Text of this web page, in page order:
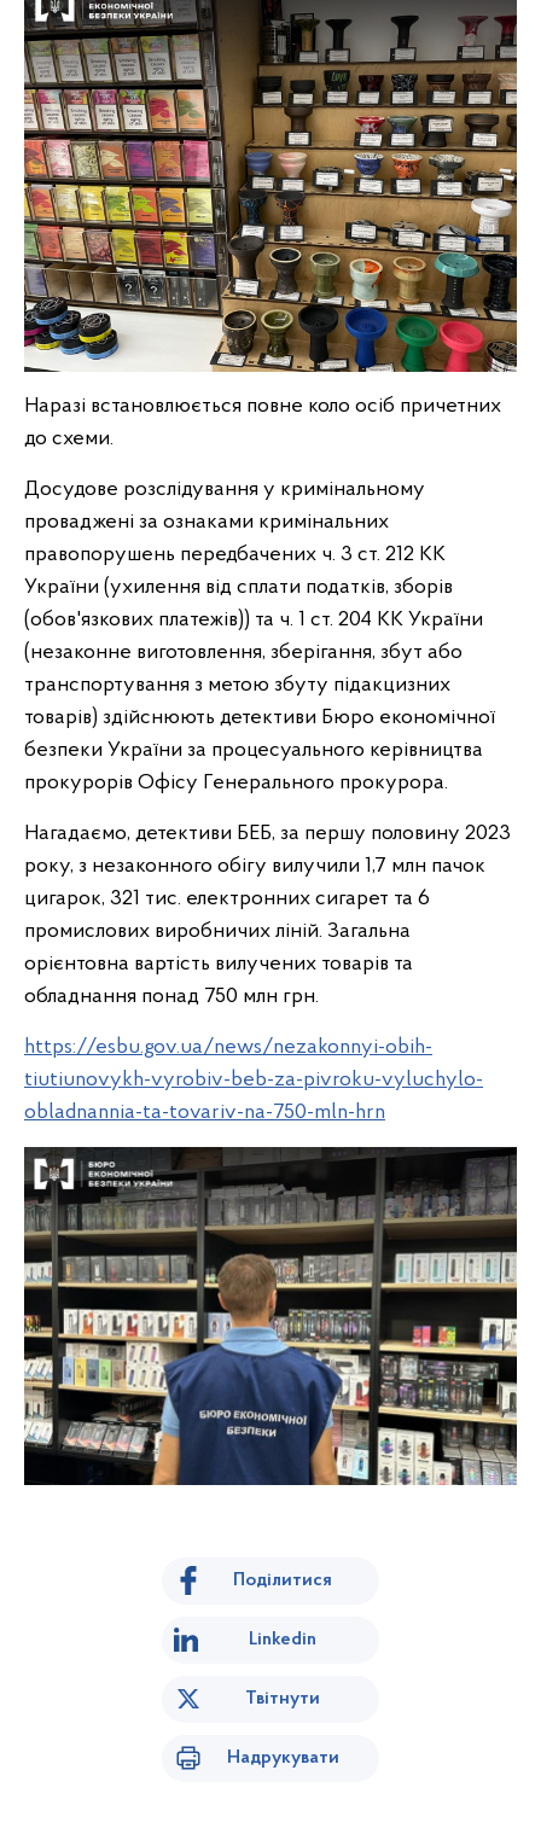
Наразі встановлюється повне коло осіб причетних
до схеми.
Досудове розслідування у кримінальному
проваджені за ознаками кримінальних
правопорушень передбачених ч. 3 ст. 212 КК
України (ухилення від сплати податків, зборів
(обов'язкових платежів)) та ч. 1 ст. 204 КК України
(незаконне виготовлення, зберігання, збут або
транспортування з метою збуту підакцизних
товарів) здійснюють детективи Бюро економічної
безпеки України за процесуального керівництва
прокурорів Офісу Генерального прокурора.
Нагадаємо, детективи БЕБ, за першу половину 2023
року, з незаконного обігу вилучили 1,7 млн пачок
цигарок, 321 тис. електронних сигарет та 6
промислових виробничих ліній. Загальна
орієнтовна вартість вилучених товарів та
обладнання понад 750 млн грн.
https://esbu.gov.ua/news/nezakonnyi-obih-
tiutiunovykh-vyrobiv-beb-za-pivroku-vyluchylo-
obladnannia-ta-tovariv-na-750-mln-hrn
Поділитися
Linkedin
Твітнути
Надрукувати